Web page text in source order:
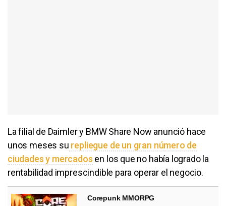
La filial de Daimler y BMW Share Now anunció hace
unos meses su repliegue de un gran número de
ciudades y mercados en los que no había logrado la
rentabilidad imprescindible para operar el negocio.
Corepunk MMORPG